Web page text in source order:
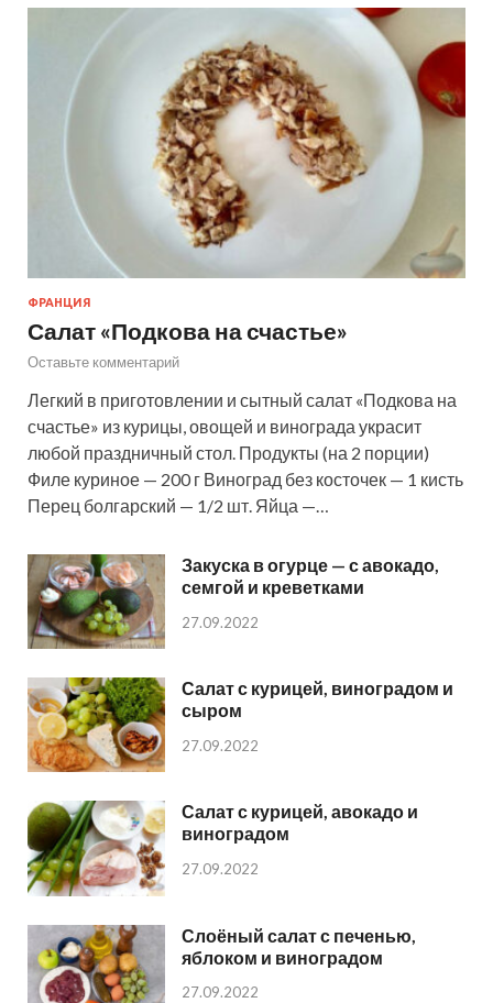
ФРАНЦИЯ
Салат «Подкова на счастье»
Оставьте комментарий
Легкий в приготовлении и сытный салат «Подкова на
счастье» из курицы, овощей и винограда украсит
любой праздничный стол. Продукты (на 2 порции)
Филе куриное — 200 г Виноград без косточек — 1 кисть
Перец болгарский — 1/2 шт. Яйца —…
Закуска в огурце — с авокадо,
семгой и креветками
27.09.2022
Салат с курицей, виноградом и
сыром
27.09.2022
Салат с курицей, авокадо и
виноградом
27.09.2022
Слоёный салат с печенью,
яблоком и виноградом
27.09.2022